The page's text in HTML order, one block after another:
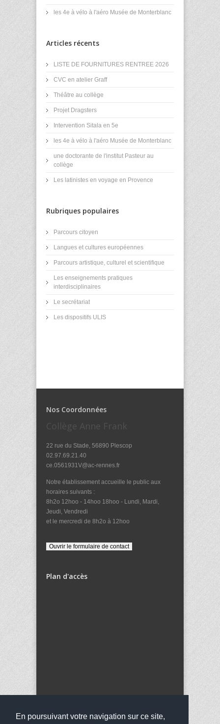
En poursuivant votre navigation sur ce site,
les 4e à vélo à l'aéro Musée de Monterblanc
Articles récents
LISTE DE FOURNITURES RENTREE 2026
CVC en atelier Graff
Théâtre au collège
Projet Dragsters
Intervention Sitala en 5e
les 4e à vélo à l'aéro Musée de Monterblanc
une doctorante de l'institut Pasteur au
collège
Les latinistes en voyage en Provence
Rubriques populaires
Parcours citoyen
Langues et cultures européennes
Parcours artistique, culturel et scientifique
Les enseignements pratiques
interdisciplinaires
Le secrétariat
Les dispositifs ULIS
Nos Coordonnées
Collège Anne Frank
22 rue du Stade, 56890 Plescop
02.97.69.21.40
ce.0561931V@ac-rennes.fr
Notre établissement accueille le public aux
horaires suivants :
8h2o 12hoo - 14hoo 18hoo - Lundi, Mardi,
Jeudi, Vendredi
et le mercredi de 8h2o à 12hoo
Plan d'accès